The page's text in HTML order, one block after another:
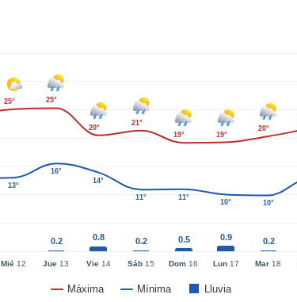
Máxima Mínima Lluvia
Mié 12 Jue 13 Vie14 Sáb 15 Dom 16 Lun17 Mar 18
0.2 0.8 0.2 0.5 0.9 0.2
25° 25°
20°
21°
19°
19°
20°
13°
16°
14°
11° 11°
10° 10°